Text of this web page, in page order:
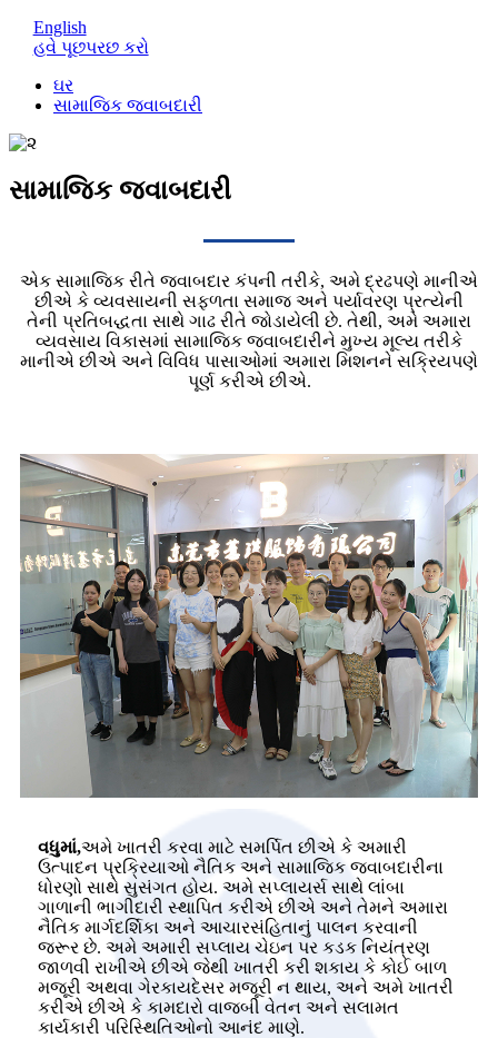
English
હવે પૂછપરછ કરો
ઘર
સામાજિક જવાબદારી
સામાજિક જવાબદારી
એક સામાજિક રીતે જવાબદાર કંપની તરીકે, અમે દ્રઢપણે માનીએ
છીએ કે વ્યવસાયની સફળતા સમાજ અને પર્યાવરણ પ્રત્યેની
તેની પ્રતિબદ્ધતા સાથે ગાઢ રીતે જોડાયેલી છે. તેથી, અમે અમારા
વ્યવસાય વિકાસમાં સામાજિક જવાબદારીને મુખ્ય મૂલ્ય તરીકે
માનીએ છીએ અને વિવિધ પાસાઓમાં અમારા મિશનને સક્રિયપણે
પૂર્ણ કરીએ છીએ.
વધુમાં,અમે ખાતરી કરવા માટે સમર્પિત છીએ કે અમારી
ઉત્પાદન પ્રક્રિયાઓ નૈતિક અને સામાજિક જવાબદારીના
ધોરણો સાથે સુસંગત હોય. અમે સપ્લાયર્સ સાથે લાંબા
ગાળાની ભાગીદારી સ્થાપિત કરીએ છીએ અને તેમને અમારા
નૈતિક માર્ગદર્શિકા અને આચારસંહિતાનું પાલન કરવાની
જરૂર છે. અમે અમારી સપ્લાય ચેઇન પર કડક નિયંત્રણ
જાળવી રાખીએ છીએ જેથી ખાતરી કરી શકાય કે કોઈ બાળ
મજૂરી અથવા ગેરકાયદેસર મજૂરી ન થાય, અને અમે ખાતરી
કરીએ છીએ કે કામદારો વાજબી વેતન અને સલામત
કાર્યકારી પરિસ્થિતિઓનો આનંદ માણે.